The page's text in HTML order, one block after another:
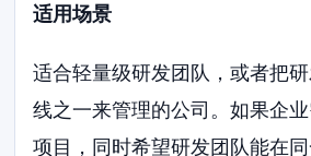
适用场景
适合轻量级研发团队，或者把
线之一来管理的公司。如果企
项目，同时希望研发团队能在